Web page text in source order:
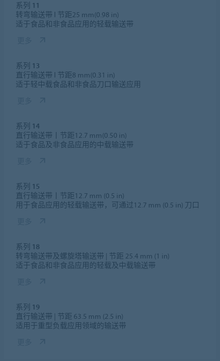
系列 11
转弯输送带 l 节距25 mm(0.98 in)
适于食品和非食品应用的轻载输送带
系列 13
直行输送带 l 节距8 mm(0.31 in)
适于轻中载食品和非食品刀口输送应用
系列 14
直行输送带丨节距12.7 mm(0.50 in)
适于食品及非食品应用的中载输送带
系列 15
直行输送带丨节距12.7 mm (0.5 in)
用于食品应用的轻载输送带，可通过12.7 mm (0.5 in) 刀口
系列 18
转弯输送带及螺旋塔输送带 | 节距 25.4 mm (1 in)
适于食品和非食品应用的轻载及中载输送带
系列 19
直行输送带 | 节距 63.5 mm (2.5 in)
适用于重型负载应用领域的输送带